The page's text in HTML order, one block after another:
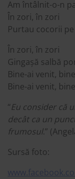
Am întâlnit-o-n
În zori, în zori
Purtau cocorii
În zori, în zori
Gingașă salbă
Bine-ai venit,
Bine-ai venit,
“Eu consider că
decât ca un
frumosul.”
Sursă foto: